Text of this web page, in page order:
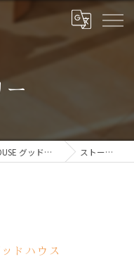
兵庫県佐用町の注文住宅ならGOOD HOUSE グッドハウス ストーリー
ドハウス